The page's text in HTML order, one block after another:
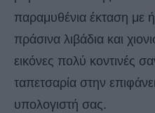
παραμυθένια έκταση με
πράσινα λιβάδια και
εικόνες πολύ κοντινές
ταπετσαρία στην
υπολογιστή σας.